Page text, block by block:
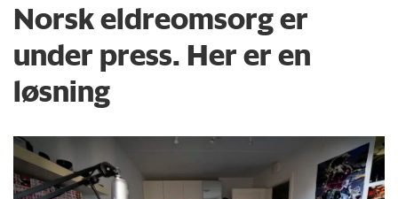
Norsk eldreomsorg er
under press. Her er en
løsning